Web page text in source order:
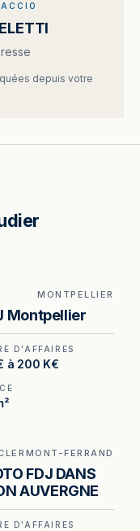
depuis votre
ends.
MONTPELLIER
Montpellier
D'AFFAIRES
à 200 K€
à la
FERRAND
FDJ DANS
AUVERGNE
D'AFFAIRES